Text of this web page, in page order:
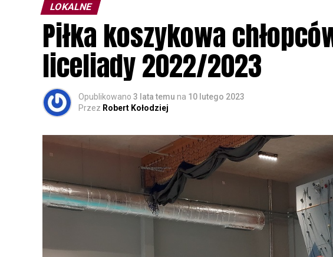
Wszystkich uczestników zapraszamy do udziału w Akcji,
rozpoznawanie głosów sów i wymianę doświadczeń
zapisy.
LOKALNE
Piłka koszykowa
liceliady 2022/2023
Opublikowano 3 lata temu na 10 lutego 2023
Przez Robert Kołodziej